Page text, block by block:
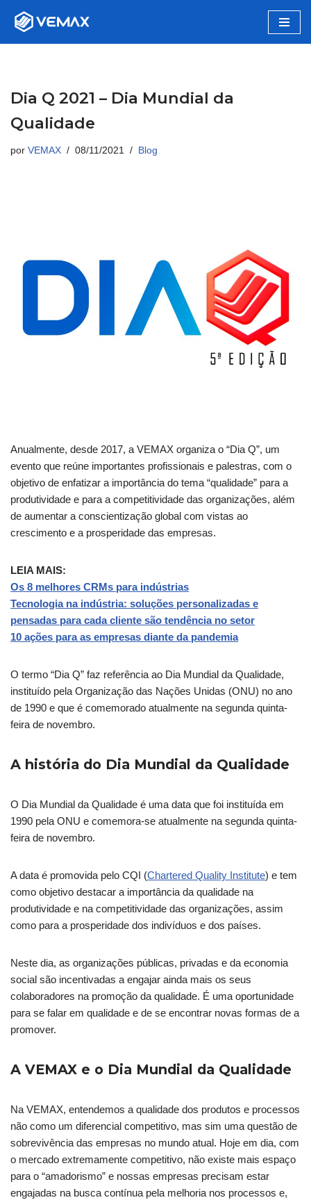
Dia Q 2021 – Dia Mundial da
Qualidade
por VEMAX 08/11/2021 Blog
Anualmente, desde 2017, a VEMAX organiza o “Dia Q”, um
evento que reúne importantes profissionais e palestras, com o
objetivo de enfatizar a importância do tema “qualidade” para a
produtividade e para a competitividade das organizações, além
de aumentar a conscientização global com vistas ao
crescimento e a prosperidade das empresas.
LEIA MAIS:
Os 8 melhores CRMs para indústrias
Tecnologia na indústria: soluções personalizadas e
pensadas para cada cliente são tendência no setor
10 ações para as empresas diante da pandemia
O termo “Dia Q” faz referência ao Dia Mundial da Qualidade,
instituído pela Organização das Nações Unidas (ONU) no ano
de 1990 e que é comemorado atualmente na segunda quinta-
feira de novembro.
A história do Dia Mundial da Qualidade
O Dia Mundial da Qualidade é uma data que foi instituída em
1990 pela ONU e comemora-se atualmente na segunda quinta-
feira de novembro.
A data é promovida pelo CQI (Chartered Quality Institute) e tem
como objetivo destacar a importância da qualidade na
produtividade e na competitividade das organizações, assim
como para a prosperidade dos indivíduos e dos países.
Neste dia, as organizações públicas, privadas e da economia
social são incentivadas a engajar ainda mais os seus
colaboradores na promoção da qualidade. É uma oportunidade
para se falar em qualidade e de se encontrar novas formas de a
promover.
A VEMAX e o Dia Mundial da Qualidade
Na VEMAX, entendemos a qualidade dos produtos e processos
não como um diferencial competitivo, mas sim uma questão de
sobrevivência das empresas no mundo atual. Hoje em dia, com
o mercado extremamente competitivo, não existe mais espaço
para o “amadorismo” e nossas empresas precisam estar
engajadas na busca contínua pela melhoria nos processos e,